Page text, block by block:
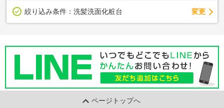
絞り込み条件： 洗髪洗面化粧台 変更
ページトップへ